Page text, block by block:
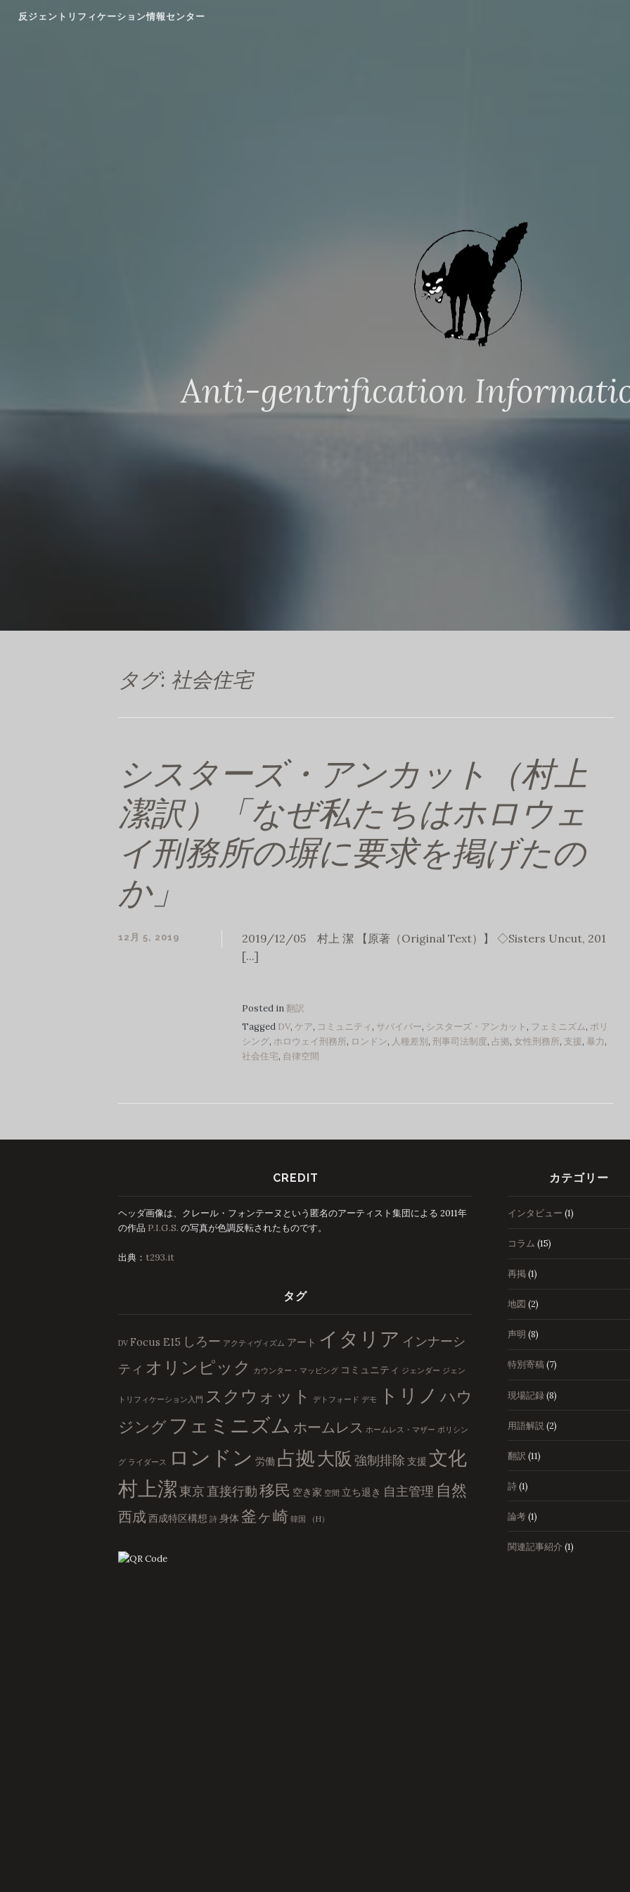
反ジェントリフィケーション情報センター
Anti-gentrification
タグ: 社会住宅
シスターズ・アンカット（村上
潔訳）「なぜ私たちはホロウェ
イ刑務所の塀に要求を掲げたの
か」
12月 5, 2019
2019/12/05 村上 潔 【原著（Original Text）】 ◇Sisters Uncut, 201
[...]
Posted in翻訳
Tagged DV,ケア, コミュニティ, サバイバー, シスターズ・アンカット, フェミニズム, ポリ
シング, ホロウェイ刑務所, ロンドン, 人種差別,刑事司法制度, 占拠,女性刑務所, 支援, 暴力,
社会住宅, 自律空間
CREDIT
ヘッダ画像は、クレール・フォンテーヌという匿名のアーティスト集団による 2011年
の作品 P.I.G.S. の写真が色調反転されたものです。
出典： t293.it
タグ
DV Focus E15 しろー アクティヴィズム アート イタリア インナーシ
ティ オリンピック カウンター・マッピング コミュニティ ジェンダー ジェン
トリフィケーション入門 スクウォット デトフォード デモ トリノ ハウ
ジング フェミニズム ホームレス ホームレス・マザー ポリシン
グ ライダース ロンドン 労働 占拠大阪 強制排除 支援 文化
村上潔 東京直接行動移民 空き家 空間 立ち退き 自主管理 自然
西成 西成特区構想 詩 身体 釜ヶ崎 韓国 （H）
カテゴリー
インタビュー (1)
コラム (15)
再掲 (1)
地図 (2)
声明 (8)
特別寄稿(7)
現場記録(8)
用語解説(2)
翻訳 (11)
詩(1)
論考(1)
関連記事紹介 (1)